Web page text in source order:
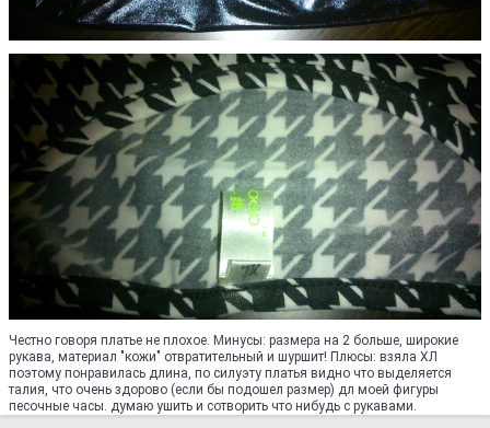
Честно говоря платье не плохое. Минусы: размера на 2 больше, широкие
рукава, материал "кожи" отвратительный и шуршит! Плюсы: взяла ХЛ
поэтому понравилась длина, по силуэту платья видно что выделяется
талия, что очень здорово (если бы подошел размер) дл моей фигуры
песочные часы. думаю ушить и сотворить что нибудь с рукавами.